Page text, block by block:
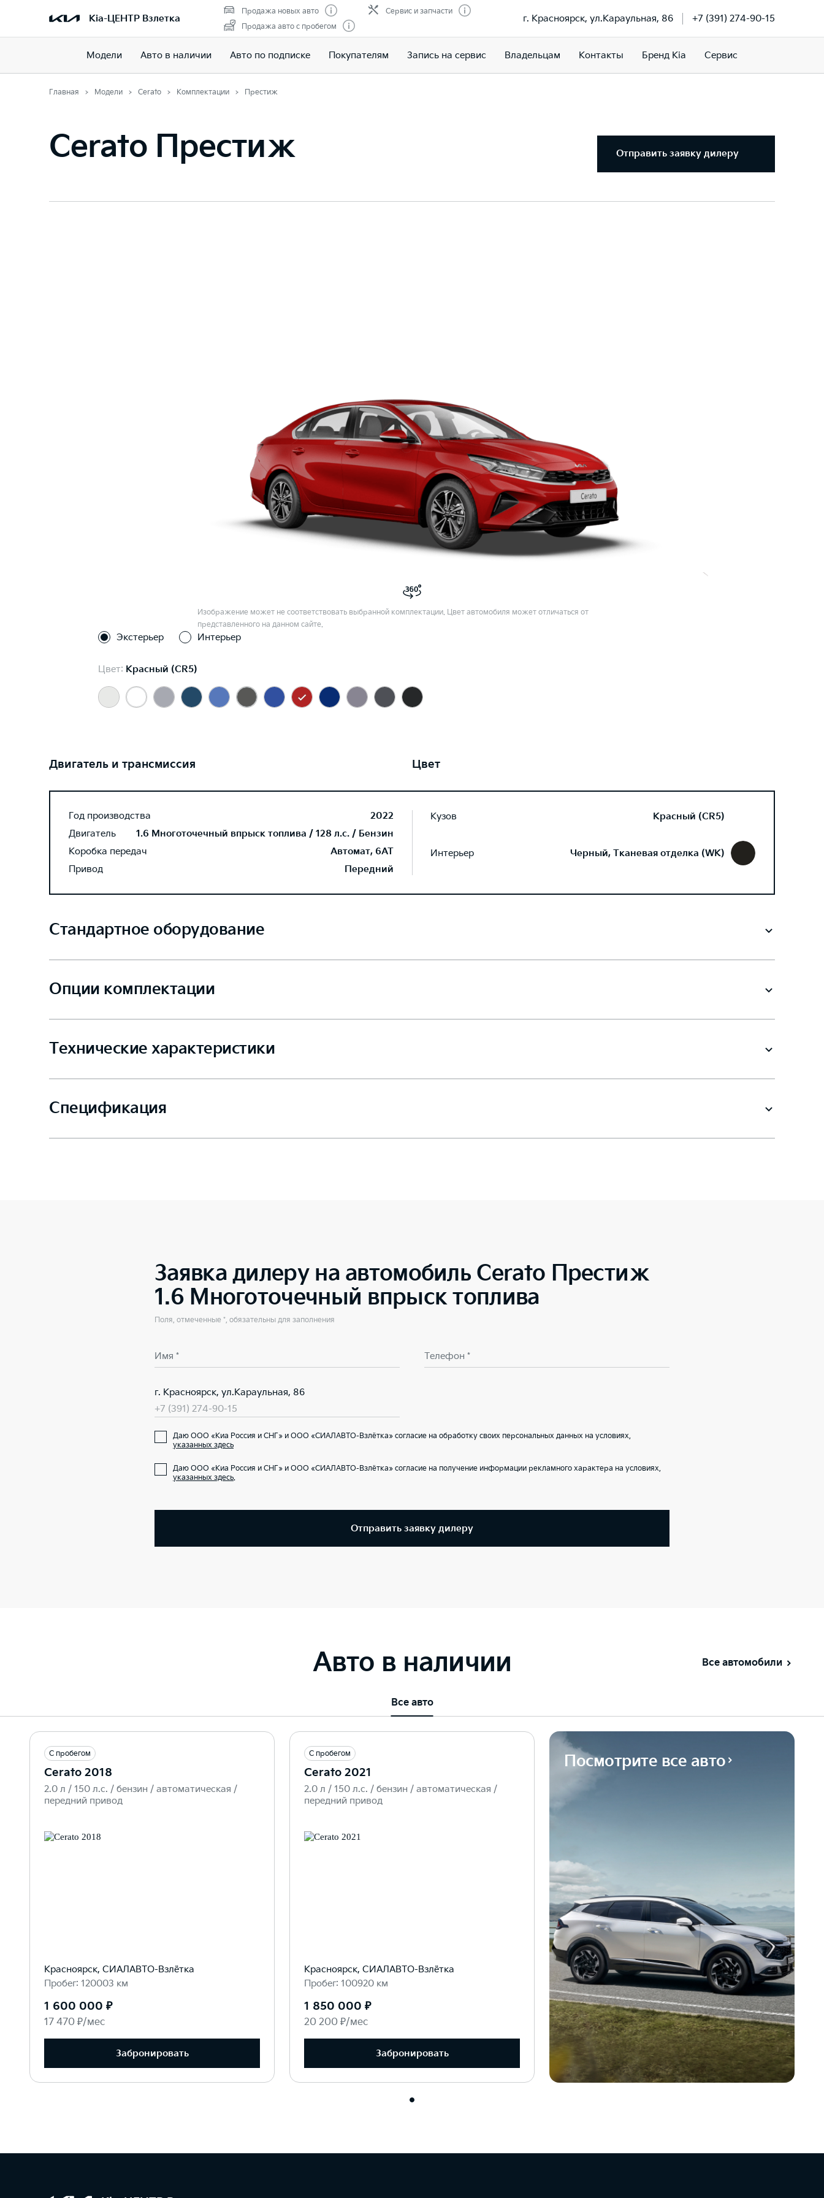
Kia-ЦЕНТР Взлетка
Продажа новых авто
Продажа авто с пробегом
Сервис и запчасти
г. Красноярск, ул.Караульная, 86 +7 (391) 274-90-15
Модели Авто в наличии Авто по подписке Покупателям Запись на сервис Владельцам Контакты Бренд Kia Сервис
Главная Модели Cerato Комплектации Престиж
Cerato Престиж Отправить заявку дилеру
Изображение может не соответствовать выбранной комплектации. Цвет автомобиля может отличаться от
представленного на данном сайте.
Экстерьер Интерьер
Цвет: Красный (CR5)
Двигатель и трансмиссия
Год производства
2022
Двигатель
1.6 Многоточечный впрыск топлива / 128 л.с. / Бензин
Коробка передач
Автомат, 6AT
Привод
Передний
Цвет
Кузов Красный (CR5)
Интерьер Черный, Тканевая отделка (WK)
Стандартное оборудование
Опции комплектации
Технические характеристики
Спецификация
Заявка дилеру на автомобиль Cerato Престиж
1.6 Многоточечный впрыск топлива
Поля, отмеченные *, обязательны для заполнения
Имя * Телефон *
г. Красноярск, ул.Караульная, 86
+7 (391) 274-90-15
Даю ООО «Киа Россия и СНГ» и ООО «СИАЛАВТО-Взлётка» согласие на обработку своих персональных данных на условиях,
указанных здесь
Даю ООО «Киа Россия и СНГ» и ООО «СИАЛАВТО-Взлётка» согласие на получение информации рекламного характера на условиях,
указанных здесь.
Отправить заявку дилеру
Авто в наличии Все автомобили
Все авто
С пробегом
Cerato 2018
2.0 л / 150 л.c. / бензин / автоматическая /
передний привод
Красноярск, СИАЛАВТО-Взлётка
Пробег: 120003 км
1 600 000 ₽
17 470 ₽/мес
Забронировать
С пробегом
Cerato 2021
2.0 л / 150 л.c. / бензин / автоматическая /
передний привод
Красноярск, СИАЛАВТО-Взлётка
Пробег: 100920 км
1 850 000 ₽
20 200 ₽/мес
Забронировать
Посмотрите все авто